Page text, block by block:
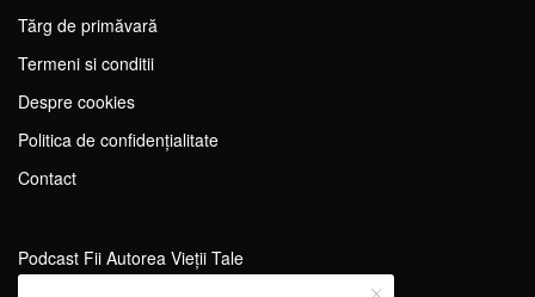
Tărg de primăvară
Termeni si conditii
Despre cookies
Politica de confidențialitate
Contact
Podcast Fii Autorea Vieții Tale